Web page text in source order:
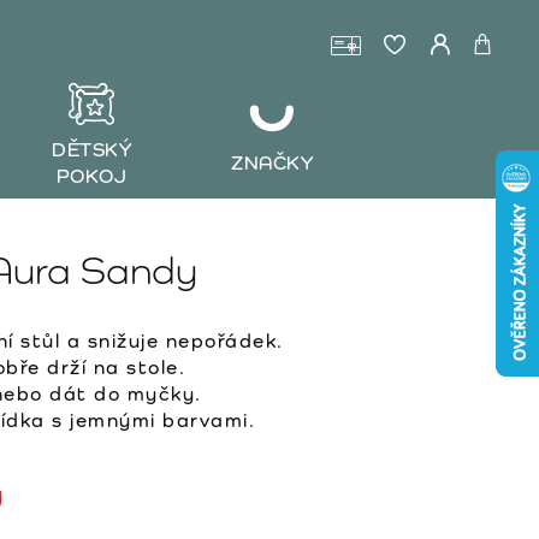
DĚTSKÝ
POKOJ
ZNAČKY
Sandy
stůl a snižuje nepořádek.
drží na stole.
dát do myčky.
s jemnými barvami.